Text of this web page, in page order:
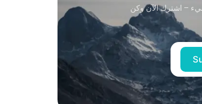
– اشترك الآن وكن